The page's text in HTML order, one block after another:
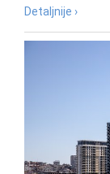
Detaljnije ›